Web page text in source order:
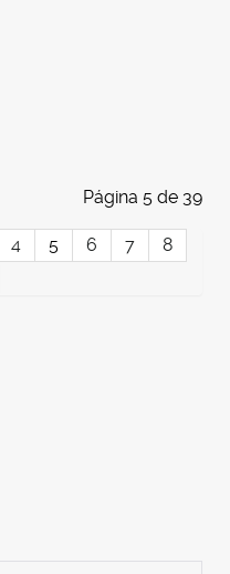
Página 5 de 39
4 5 6 7
8